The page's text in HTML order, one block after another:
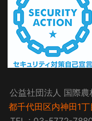
公益社団法人 国際
都千代田区内神田1